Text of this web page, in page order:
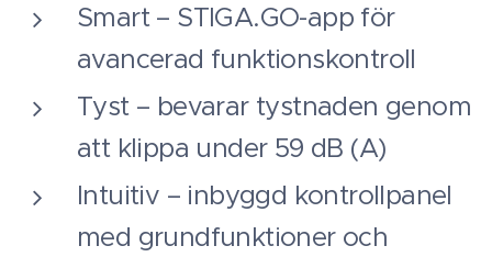
Smart – STIGA.GO-app för
avancerad funktionskontroll
Tyst – bevarar tystnaden genom
att klippa under 59 dB (A)
Intuitiv – inbyggd kontrollpanel
med grundfunktioner och